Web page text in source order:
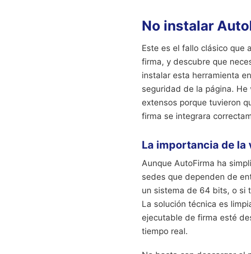
No instalar
Este es el fallo clásico que
firma, y descubre que
instalar esta herramienta
seguridad de la página.
extensos porque tuvieron
firma se integrara
La importancia de la
Aunque AutoFirma ha
sedes que dependen de
un sistema de 64 bits, o si
La solución técnica es
ejecutable de firma esté
tiempo real.